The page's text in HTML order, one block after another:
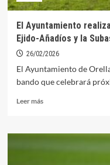
El Ayuntamiento
Ejido-Añadíos y la
26/02/2026
El Ayuntamiento de
bando que celebrará
Leer másLeer
El